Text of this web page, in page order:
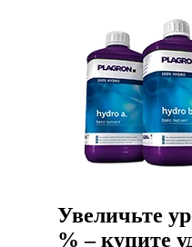
Увеличьте
% – купите